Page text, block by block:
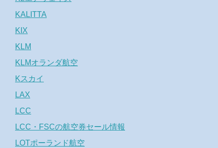
KALITTA
KIX
KLM
KLMオランダ航空
Kスカイ
LAX
LCC
LCC・FSCの航空券セール情報
LOTポーランド航空